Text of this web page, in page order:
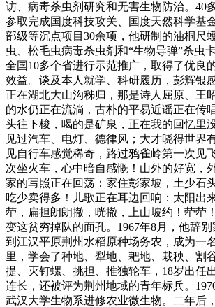
访、病毒杀虫剂研究和无害生物防治。40
参取完成国度科技攻关、国度天然科学基
部级等沉点项目30余项，他研制的油桐尺
虫、松毛虫病毒杀虫剂和“生物导弹”杀虫
全国10多个省进行示范推广，取得了优良
效益。谈及本人就学、科研履历，彭辉银
正在湖北大山沟秭归，那是诗人屈原、王
的水仍正在流淌，古朴的平易近谣正在传
头往下梭，喝的是矿泉，正在我的回忆里
见过汽车、电灯、德律风；大才晓得世界
见自行车感觉稀奇，路过鸦雀岭第一次见
次坐火车，心中暗自感慨！山外的好宽，
家的写照正在回荡：家住彭家坡，土少石
吃少卖得多！儿歌正在耳边回响：太阳出
荦，扁担朗朗撤，咣撤，上山坡约！荦荦
变这贫穷掉队的面孔。1967年8月，他辞
到江汉平原荆州水稻原种场务农，成为一
里，学会了种地、犁地、耙地、栽秧、割
提、灭钉螺、挑担、推独轮车，18岁出任
连长，还被评为荆州地域的青年标兵。
武汉大学生物系进修农业微生物。二年后